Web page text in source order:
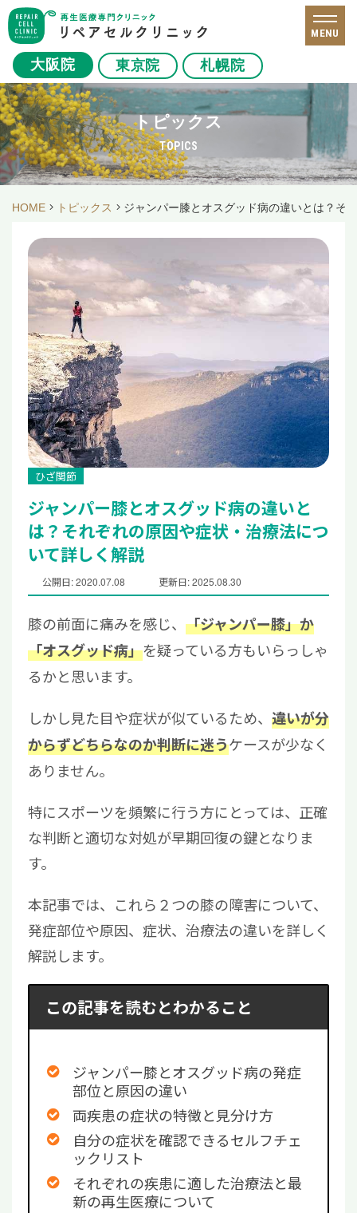
大阪院 東京院 札幌院
MENU
トピックス
TOPICS
HOME トピックス ジャンパー膝とオスグッド病の違いとは？そ
ひざ関節
ジャンパー膝とオスグッド病の違いと
は？それぞれの原因や症状・治療法につ
いて詳しく解説
公開日: 2020.07.08 更新日: 2025.08.30
膝の前面に痛みを感じ、 「ジャンパー膝」か
「オスグッド病」を疑っている方もいらっしゃ
るかと思います。
しかし見た目や症状が似ているため、 違いが分
からずどちらなのか判断に迷うケースが少なく
ありません。
特にスポーツを頻繁に行う方にとっては、正確
な判断と適切な対処が早期回復の鍵となりま
す。
本記事では、これら２つの膝の障害について、
発症部位や原因、症状、治療法の違いを詳しく
解説します。
この記事を読むとわかること
ジャンパー膝とオスグッド病の発症
部位と原因の違い
両疾患の症状の特徴と見分け方
自分の症状を確認できるセルフチェ
ックリスト
それぞれの疾患に適した治療法と最
新の再生医療について